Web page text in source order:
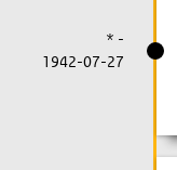
* -
1942-07-27